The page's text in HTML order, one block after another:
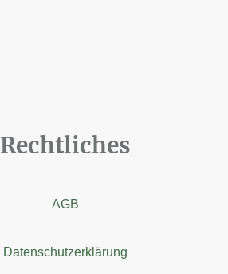
Rechtliches
AGB
Datenschutzerklärung